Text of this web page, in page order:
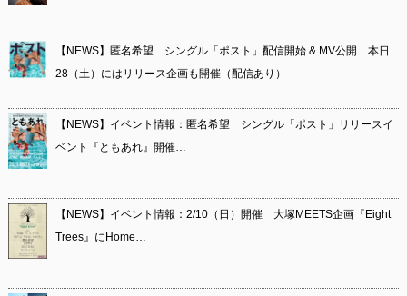
【NEWS】匿名希望 シングル「ポスト」配信開始 & MV公開 本日
28（土）にはリリース企画も開催（配信あり）
【NEWS】イベント情報：匿名希望 シングル「ポスト」リリースイ
ベント『ともあれ』開催…
【NEWS】イベント情報：2/10（日）開催 大塚MEETS企画『Eight
Trees』にHome…